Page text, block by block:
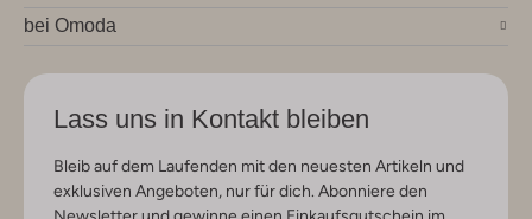
bei Omoda
Lass uns in Kontakt bleiben
Bleib auf dem Laufenden mit den neuesten Artikeln und
exklusiven Angeboten, nur für dich. Abonniere den